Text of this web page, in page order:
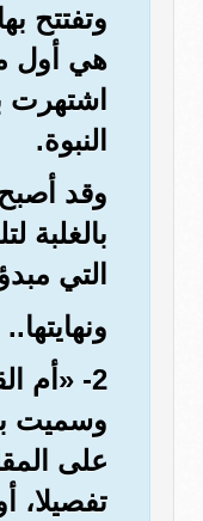
وتفتتح
هي أول
اشتهرت
النبوة.
وقد
بالغلبة
التي
2- «أم
وسميت
على
تفصيلا،